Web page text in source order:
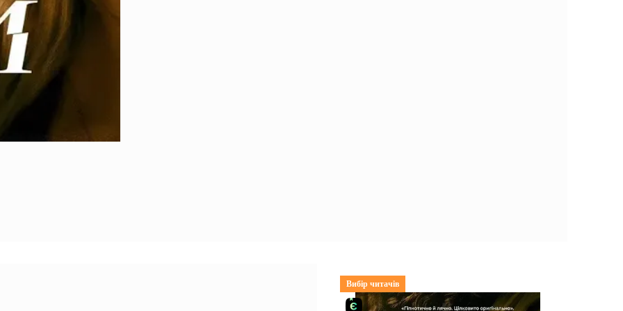
Вибір читачів